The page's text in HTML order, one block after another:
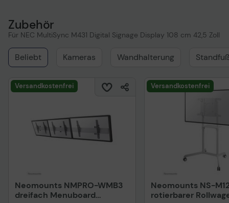
Zubehör
Für NEC MultiSync M431 Digital Signage Display 108 cm 42,5 Zoll
Beliebt Kameras Wandhalterung
Versandkostenfrei
Neomounts NMPRO-WMB3
dreifach Menuboard
Versandkostenfrei
Neomounts NS-
rotierbarer